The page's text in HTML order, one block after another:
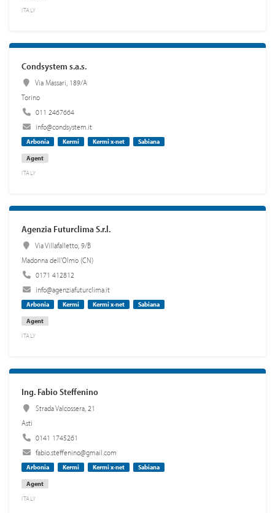
ITALY
Condsystem s.a.s.
Via Massari, 189/A
Torino
011 2467664
info@condsystem.it
Arbonia Kermi Kermi x-net
Sabiana
Agent
ITALY
Agenzia Futurclima S.r.l.
Via Villafalletto, 9/B
Madonna dell'Olmo (CN)
0171 412812
info@agenziafuturclima.it
Arbonia Kermi Kermi x-net
Sabiana
Agent
ITALY
Ing. Fabio Steffenino
Strada Valcossera, 21
Asti
0141 1745261
fabio.steffenino@gmail.com
Arbonia Kermi Kermi x-net
Sabiana
Agent
ITALY